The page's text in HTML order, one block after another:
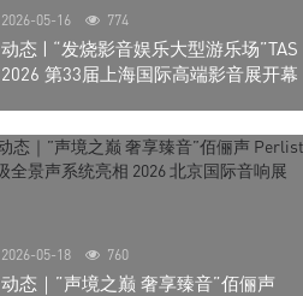
2026-05-16 774
动态 | “发烧影音娱乐大型游乐场”TAS
2026 第33届上海国际高端影音展开幕
2026-05-18 760
动态｜”声境之巅 奢享臻音”佰俪声